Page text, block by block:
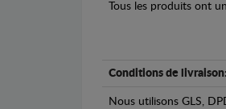
Tous les produits ont
Conditions de livraison:
Nous utilisons GLS,